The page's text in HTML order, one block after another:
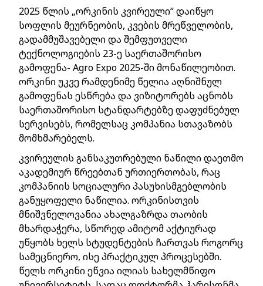
2025 წლის „ორკინის კვირეული“ დაიწყო
სოფლის მეურნეობის, კვების მრეწველობის,
გადამმუშავებელი და შემფუთველი
ტექნოლოგიების 23-ე საერთაშორისო
გამოფენა- Agro Expo 2025-ში მონაწილეობით.
ორკინი უკვე რამდენიმე წელია აღნიშნულ
გამოფენას ესწრება და ვიზიტორებს აცნობს
საერთაშორისო სტანდარტებზე დაფუძნებულ
სერვისებს, რომელსაც კომპანია სთავაზობს
მომხმარებელს.
კვირეულის განსაკუთრებული ნაწილი დაეთმო
აკადემიურ წრეებთან ურთიერთობას, რაც
კომპანიის სოციალური პასუხისმგებლობის
განუყოფელი ნაწილია. ორკინისთვის
მნიშვნელოვანია ახალგაზრდა თაობის
მხარდაჭერა, სწორედ ამიტომ აქტიურად
უწყობს ხელს სტუდენტების ჩართვას როგორც
სამეცნიერო, ისე პრაქტიკულ პროცესებში.
წელს ორკინი ეწვია ილიას სახელმწიფო